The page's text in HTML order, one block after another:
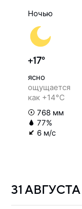
Ночью
+17°
ясно
ощущается
как +14°C
768 мм
77%
6 м/с
31 АВГУСТА